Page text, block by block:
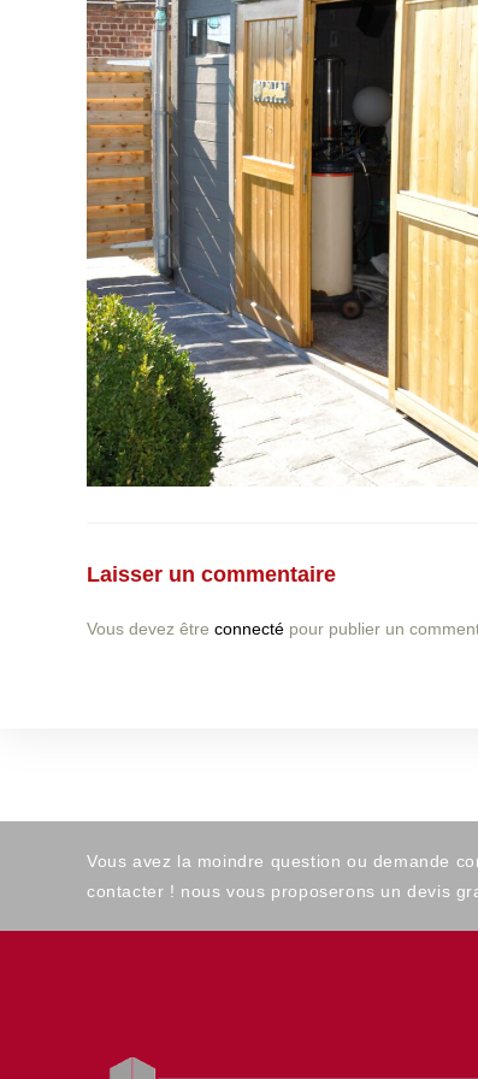
Laisser un commentaire
Vous devez être connecté pour publier un
Vous avez la moindre question ou demande
contacter ! nous vous proposerons un devis